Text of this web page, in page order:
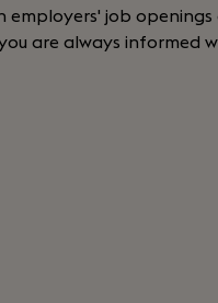
job
are always